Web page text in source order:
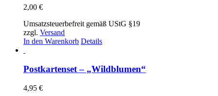
2,00 €
Umsatzsteuerbefreit gemäß UStG §19
zzgl. Versand
In den Warenkorb Details
Postkartenset – „Wildblumen“
4,95 €